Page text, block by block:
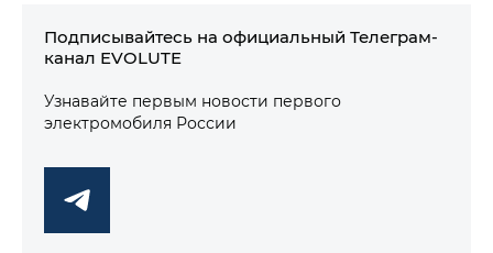
Подписывайтесь на официальный Телеграм-
канал EVOLUTE
Узнавайте первым новости первого
электромобиля России